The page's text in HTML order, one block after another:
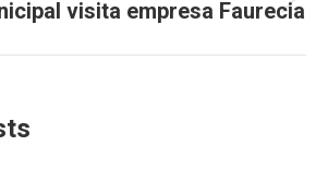
Next
visita empresa Faurecia